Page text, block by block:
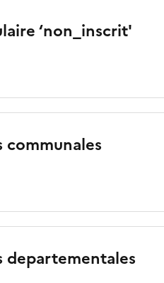
‘non_inscrit'
communales
departementales